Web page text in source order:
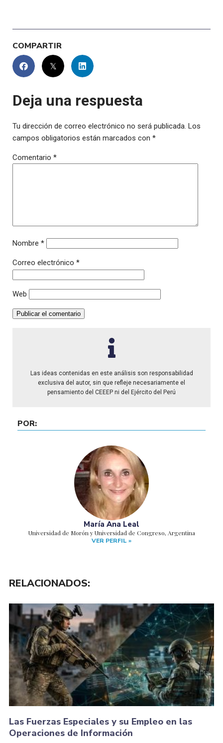
POR:
María Ana Leal
Universidad de Morón y Universidad de Congreso, Argentina
VER PERFIL »
COMPARTIR
Deja una respuesta
Tu dirección de correo electrónico no será publicada. Los
campos obligatorios están marcados con *
Comentario *
Nombre *
Correo electrónico *
Web
Las ideas contenidas en este análisis son responsabilidad
exclusiva del autor, sin que refleje necesariamente el
pensamiento del CEEEP ni del Ejército del Perú
RELACIONADOS:
Las Fuerzas Especiales y su Empleo en las
Operaciones de Información